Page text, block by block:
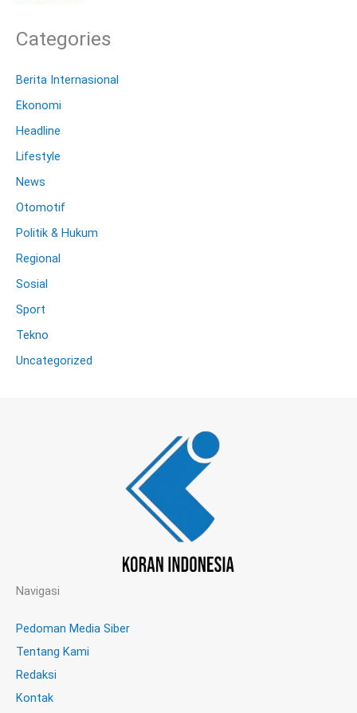
Categories
Berita Internasional
Ekonomi
Headline
Lifestyle
News
Otomotif
Politik & Hukum
Regional
Sosial
Sport
Tekno
Uncategorized
Navigasi
Pedoman Media Siber
Tentang Kami
Redaksi
Kontak